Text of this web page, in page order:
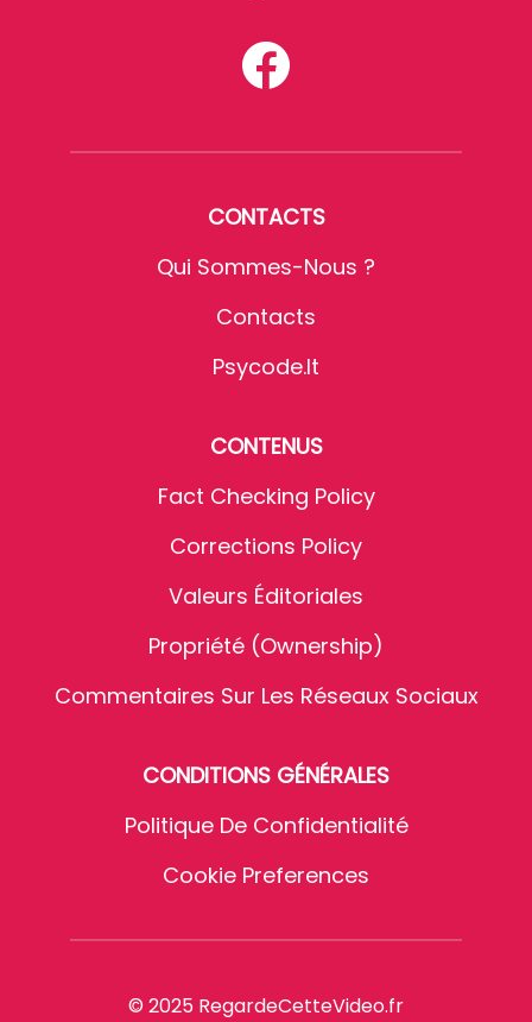
CONTACTS
Qui Sommes-Nous ?
Contacts
Psycode.it
CONTENUS
Fact Checking Policy
Corrections Policy
Valeurs Éditoriales
Propriété (Ownership)
Commentaires Sur Les Réseaux Sociaux
CONDITIONS GÉNÉRALES
Politique De Confidentialité
Cookie Preferences
© 2025 RegardeCetteVideo.fr